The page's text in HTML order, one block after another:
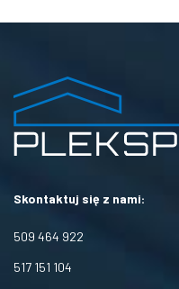
Skontaktuj się z nami:
509 464 922
517 151 104